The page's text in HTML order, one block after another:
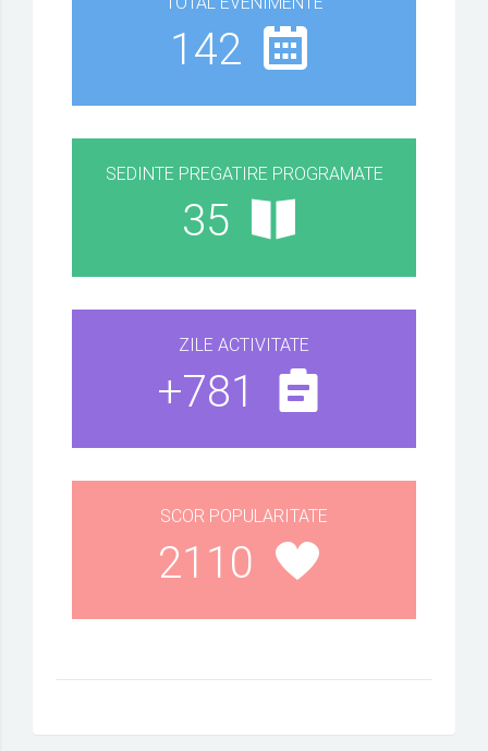
142
SEDINTE PREGATIRE PROGRAMATE
35
ZILE ACTIVITATE
+781
SCOR POPULARITATE
2110